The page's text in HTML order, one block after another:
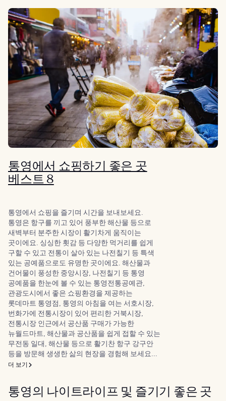
통영에서 쇼핑하기 좋은 곳
베스트 8
통영에서 쇼핑을 즐기며 시간을 보내보세요.
통영은 항구를 끼고 있어 풍부한 해산물 등으로
새벽부터 분주한 시장이 활기차게 움직이는
곳이에요. 싱싱한 횟감 등 다양한 먹거리를 쉽게
구할 수 있고 전통이 살아 있는 나전칠기 등 특색
있는 공예품으로도 유명한 곳이에요. 해산물과
건어물이 풍성한 중앙시장, 나전칠기 등 통영
공예품을 한눈에 볼 수 있는 통영전통공예관,
관광도시에서 좋은 쇼핑환경을 제공하는
롯데마트 통영점, 통영의 아침을 여는 서호시장,
번화가에 전통시장이 있어 편리한 거북시장,
전통시장 인근에서 공산품 구매가 가능한
뉴월드마트, 해산물과 공산품을 쉽게 접할 수 있는
무전동 일대, 해산물 등으로 활기찬 항구 강구안
등을 방문해 생생한 삶의 현장을 경험해 보세요...
더 보기
통영의 나이트라이프 및 즐기기 좋은 곳